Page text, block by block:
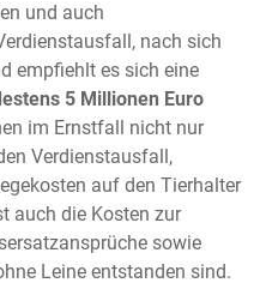
und auch
nach sich
empfiehlt es sich eine
5 Millionen Euro
im Ernstfall nicht nur
Verdienstausfall,
auf den Tierhalter
auch die Kosten zur
sowie
Leine entstanden sind.